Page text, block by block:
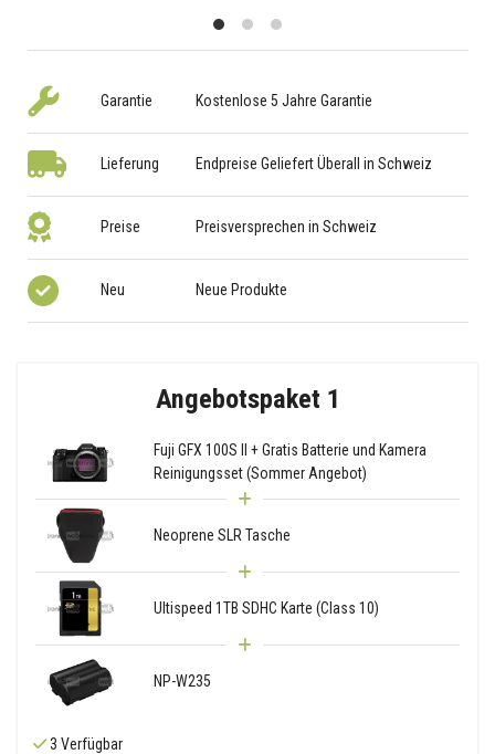
Garantie Kostenlose 5 Jahre Garantie
Lieferung Endpreise Geliefert Überall in Schweiz
Preise Preisversprechen in Schweiz
Neu Neue Produkte
Angebotspaket 1
Fuji GFX 100S II + Gratis Batterie und Kamera
Reinigungsset (Sommer Angebot)
Neoprene SLR Tasche
Ultispeed 1TB SDHC Karte (Class 10)
NP-W235
3 Verfügbar